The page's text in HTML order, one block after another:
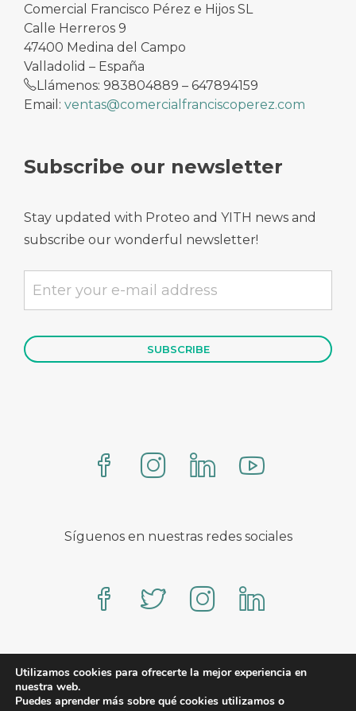
Comercial Francisco Pérez e Hijos SL
Calle Herreros 9
47400 Medina del Campo
Valladolid – España
Llámenos: 983804889 – 647894159
Email: ventas@comercialfranciscoperez.com
Subscribe our newsletter
Stay updated with Proteo and YITH news and
subscribe our wonderful newsletter!
Síguenos en nuestras redes sociales
Proteo – A WooCommerce theme by YITH
Utilizamos cookies para ofrecerte la mejor experiencia en
nuestra web.
Puedes aprender más sobre qué cookies utilizamos o